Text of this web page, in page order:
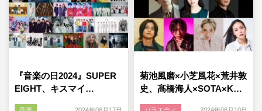
『音楽の日2024』SUPER
EIGHT、キスマイ…
音楽 2024年06月17日
菊池風磨×小芝風花×荒井敦
史、髙橋海人×SOTA×K…
バラエティ 2024年06月10日